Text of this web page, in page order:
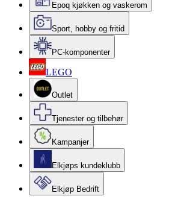
Epoq kjøkken og vaskerom
Sport, hobby og fritid
PC-komponenter
LEGO
Outlet
Tjenester og tilbehør
Kampanjer
Elkjøps kundeklubb
Elkjøp Bedrift